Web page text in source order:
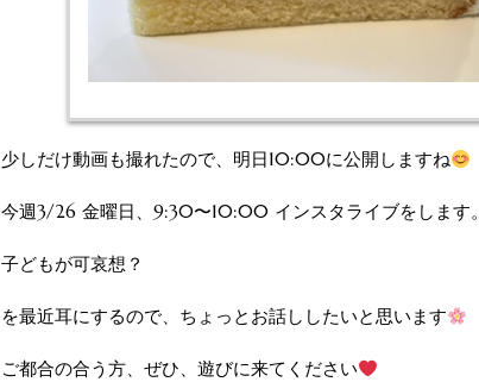
少しだけ動画も撮れたので、明日10:00に公開しますね
今週3/26 金曜日、9:30〜10:00 インスタライブをします。
子どもが可哀想？
を最近耳にするので、ちょっとお話ししたいと思います
ご都合の合う方、ぜひ、遊びに来てください